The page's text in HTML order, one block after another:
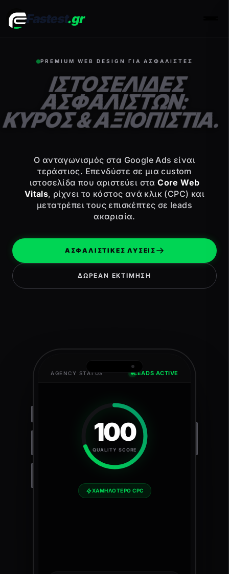
Fastest.gr
PREMIUM WEB DESIGN ΓΙΑ ΑΣΦΑΛΙΣΤΕΣ
ΙΣΤΟΣΕΛΙΔΕΣ
ΑΣΦΑΛΙΣΤΩΝ:
ΚΥΡΟΣ & ΑΞΙΟΠΙΣΤΙΑ.
Ο ανταγωνισμός στα Google Ads είναι
τεράστιος. Επενδύστε σε μια custom
ιστοσελίδα που αριστεύει σταCore Web
Vitals, ρίχνει το κόστος ανά κλικ (CPC) και
μετατρέπει τους επισκέπτες σε leads
ακαριαία.
ΑΣΦΑΛΙΣΤΙΚΕΣ ΛΥΣΕΙΣ
ΔΩΡΕΑΝ ΕΚΤΙΜΗΣΗ
AGENCY STATUS LEADS ACTIVE
100
QUALITY SCORE
ΧΑΜΗΛΟΤΕΡΟ CPC